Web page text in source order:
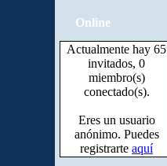
Online
Actualmente hay 65
invitados, 0
miembro(s)
conectado(s).
Eres un usuario
anónimo. Puedes
registrarte aquí